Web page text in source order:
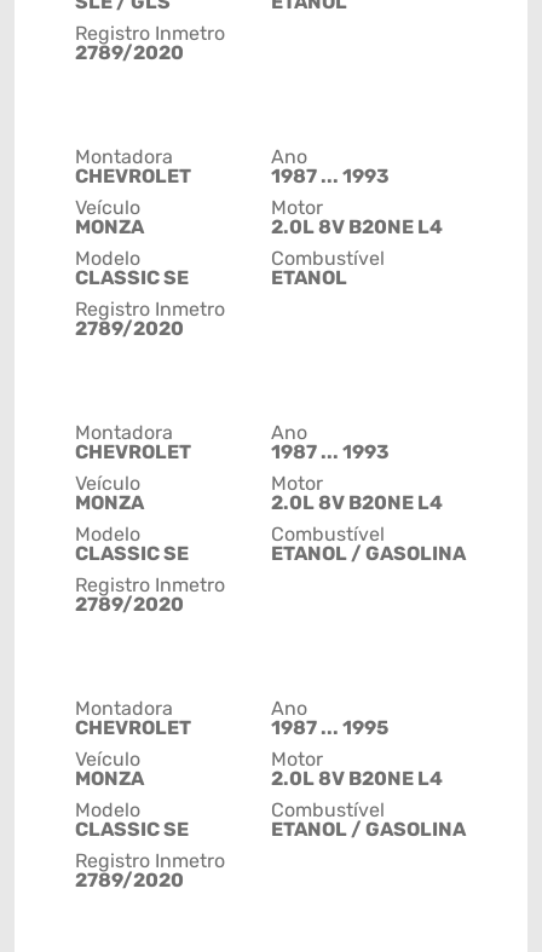
Registro Inmetro
2789/2020
Montadora
CHEVROLET
Veículo
MONZA
Modelo
CLASSIC SE
Ano
1987 ... 1993
Motor
2.0L 8V B20NE L4
Combustível
ETANOL
Registro Inmetro
2789/2020
Montadora
CHEVROLET
Veículo
MONZA
Modelo
CLASSIC SE
Ano
1987 ... 1993
Motor
2.0L 8V B20NE L4
Combustível
ETANOL / GASOLINA
Registro Inmetro
2789/2020
Montadora
CHEVROLET
Veículo
MONZA
Modelo
CLASSIC SE
Ano
1987 ... 1995
Motor
2.0L 8V B20NE L4
Combustível
ETANOL / GASOLINA
Registro Inmetro
2789/2020